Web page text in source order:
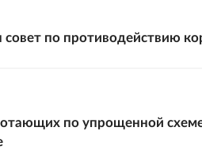
совет по противодействию
по упрощенной